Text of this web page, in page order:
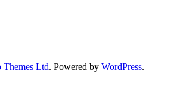
Ltd. Powered by WordPress.